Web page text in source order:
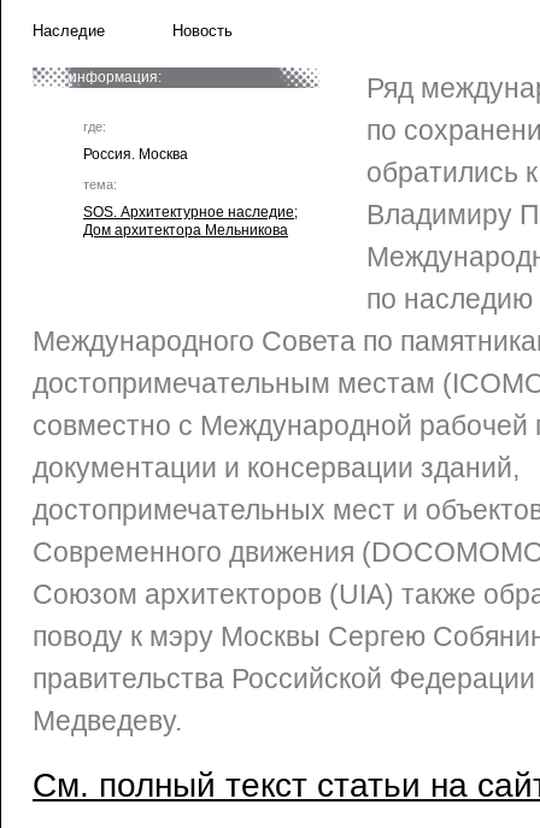
Наследие Новость
информация:
где:
Россия. Москва
тема:
SOS. Архитектурное наследие;
Дом архитектора Мельникова
Ряд
по
обратились
Владимиру
по наследию
Международного Совета по
достопримечательным местам
совместно с Международной рабочей
документации и консервации зданий,
достопримечательных мест и
Современного движения
Союзом архитекторов (UIA) также
поводу к мэру Москвы Сергею
правительства Российской
Медведеву.
См. полный текст статьи на